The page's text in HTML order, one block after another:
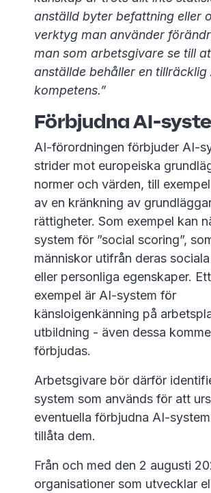
anställd byter befattning eller
verktyg man använder
man som arbetsgivare se till
anställde behåller en tillräcklig
kompetens.”
Förbjudna AI-
AI-förordningen förbjuder AI-
strider mot europeiska
normer och värden, till
av en kränkning av
rättigheter. Som exempel kan
system för ”social scoring”,
människor utifrån deras
eller personliga egenskaper.
exempel är AI-system för
känsloigenkänning på
utbildning - även dessa
förbjudas.
Arbetsgivare bör därför
system som används för att
eventuella förbjudna AI-
tillåta dem.
Från och med den 2 augusti
organisationer som utvecklar